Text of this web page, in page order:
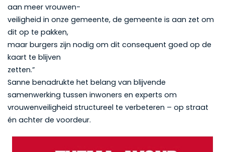
aan meer vrouwen-
veiligheid in onze gemeente, de gemeente is aan zet om
dit op te pakken,
maar burgers zijn nodig om dit consequent goed op de
kaart te blijven
zetten.”
Sanne benadrukte het belang van blijvende
samenwerking tussen inwoners en experts om
vrouwenveiligheid structureel te verbeteren – op straat
én achter de voordeur.